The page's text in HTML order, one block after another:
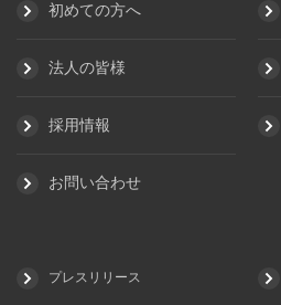
初めての方へ
法人の皆様
採用情報
お問い合わせ
プレスリリース